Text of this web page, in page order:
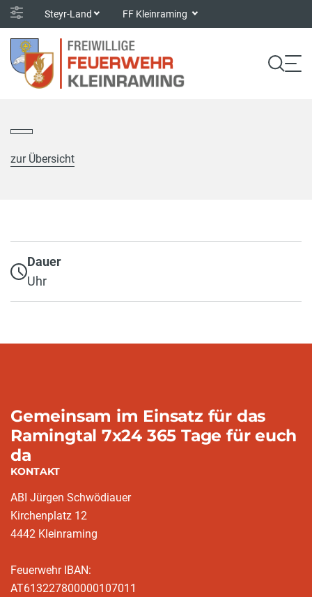
Steyr-Land FF Kleinraming
zur Übersicht
Dauer
Uhr
Gemeinsam im Einsatz für das
Ramingtal 7x24 365 Tage für euch
da
KONTAKT
ABI Jürgen Schwödiauer
Kirchenplatz 12
4442 Kleinraming
Feuerwehr IBAN:
AT613227800000107011